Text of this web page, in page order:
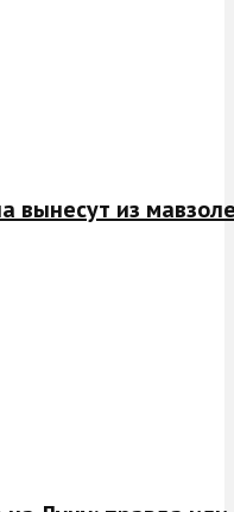
вынесут из